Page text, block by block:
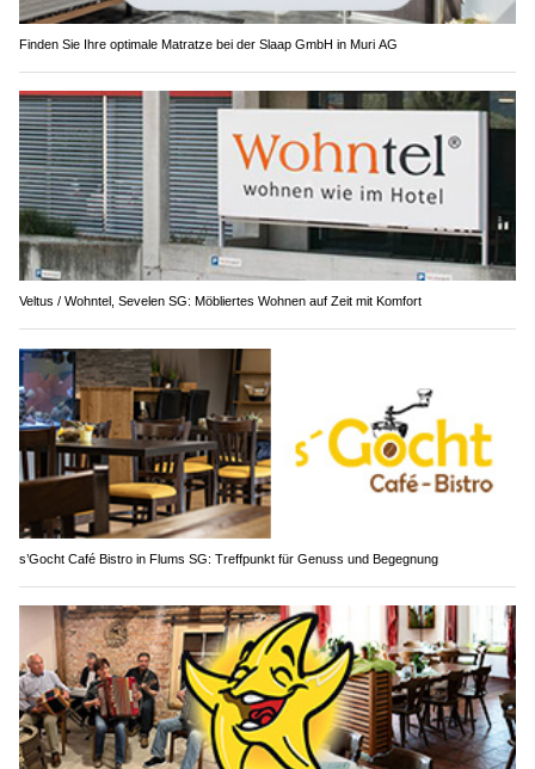
Finden Sie Ihre optimale Matratze bei der Slaap GmbH in Muri AG
Veltus / Wohntel, Sevelen SG: Möbliertes Wohnen auf Zeit mit Komfort
s’Gocht Café Bistro in Flums SG: Treffpunkt für Genuss und Begegnung